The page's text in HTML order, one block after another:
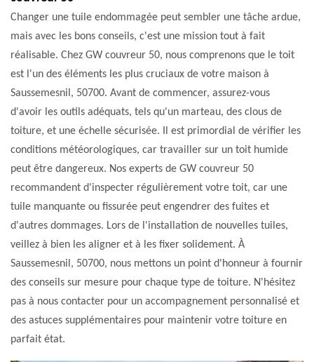
Changer une tuile endommagée peut sembler une tâche ardue,
mais avec les bons conseils, c'est une mission tout à fait
réalisable. Chez GW couvreur 50, nous comprenons que le toit
est l'un des éléments les plus cruciaux de votre maison à
Saussemesnil, 50700. Avant de commencer, assurez-vous
d'avoir les outils adéquats, tels qu'un marteau, des clous de
toiture, et une échelle sécurisée. Il est primordial de vérifier les
conditions météorologiques, car travailler sur un toit humide
peut être dangereux. Nos experts de GW couvreur 50
recommandent d'inspecter régulièrement votre toit, car une
tuile manquante ou fissurée peut engendrer des fuites et
d'autres dommages. Lors de l'installation de nouvelles tuiles,
veillez à bien les aligner et à les fixer solidement. À
Saussemesnil, 50700, nous mettons un point d'honneur à fournir
des conseils sur mesure pour chaque type de toiture. N'hésitez
pas à nous contacter pour un accompagnement personnalisé et
des astuces supplémentaires pour maintenir votre toiture en
parfait état.